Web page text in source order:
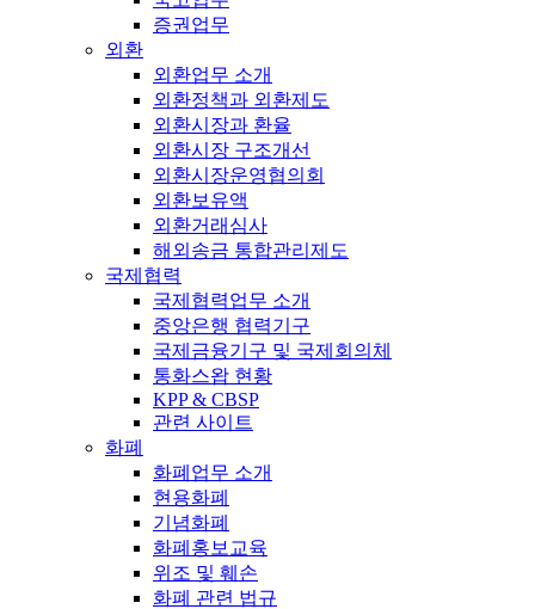
증권업무
외환
외환업무 소개
외환정책과 외환제도
외환시장과 환율
외환시장 구조개선
외환시장운영협의회
외환보유액
외환거래심사
해외송금 통합관리제도
국제협력
국제협력업무 소개
중앙은행 협력기구
국제금융기구 및 국제회의체
통화스왑 현황
KPP & CBSP
관련 사이트
화폐
화폐업무 소개
현용화폐
기념화폐
화폐홍보교육
위조 및 훼손
화폐 관련 법규